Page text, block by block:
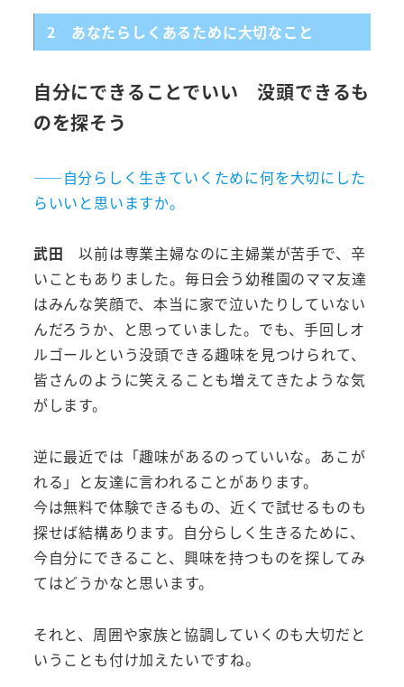
2 あなたらしくあるために大切なこと
自分にできることでいい 没頭できるも
のを探そう
――自分らしく生きていくために何を大切にした
らいいと思いますか。
武田以前は専業主婦なのに主婦業が苦手で、辛
いこともありました。毎日会う幼稚園のママ友達
はみんな笑顔で、本当に家で泣いたりしていない
んだろうか、と思っていました。でも、手回しオ
ルゴールという没頭できる趣味を見つけられて、
皆さんのように笑えることも増えてきたような気
がします。
逆に最近では「趣味があるのっていいな。あこが
れる」と友達に言われることがあります。
今は無料で体験できるもの、近くで試せるものも
探せば結構あります。自分らしく生きるために、
今自分にできること、興味を持つものを探してみ
てはどうかなと思います。
それと、周囲や家族と協調していくのも大切だと
いうことも付け加えたいですね。